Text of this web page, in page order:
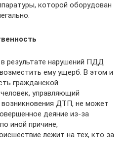
которой оборудован
результате нарушений ПДД
ему ущерб. В этом и
гражданской
управляющий
ДТП, не может
деяние из-за
иной причине,
лежит на тех, кто за